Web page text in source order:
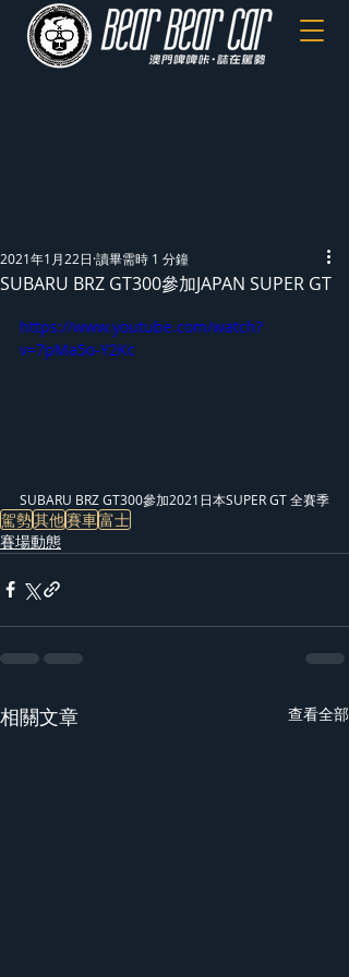
SUBARU BRZ GT300參加JAPAN SUPER GT
2021年1月22日 讀畢需時 1 分鐘
https://www.youtube.com/watch?
v=7pMa5o-Y2Kc
SUBARU BRZ GT300參加2021日本SUPER GT 全賽季
駕勢其他賽車富士
賽場動態
相關文章 查看全部